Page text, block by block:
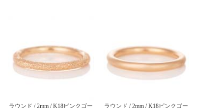
ラウンド / 2mm / K18ピンクゴー ラウンド / 2mm / K18ピンクゴー